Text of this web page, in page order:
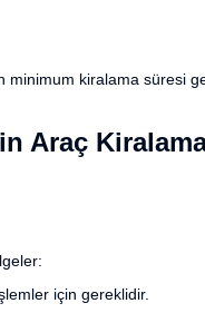
minimum kiralama süresi
Araç
için gereklidir.